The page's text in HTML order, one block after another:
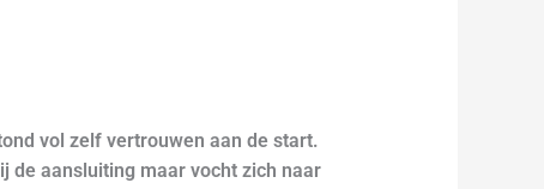
vol zelf vertrouwen aan de start.
de aansluiting maar vocht zich naar